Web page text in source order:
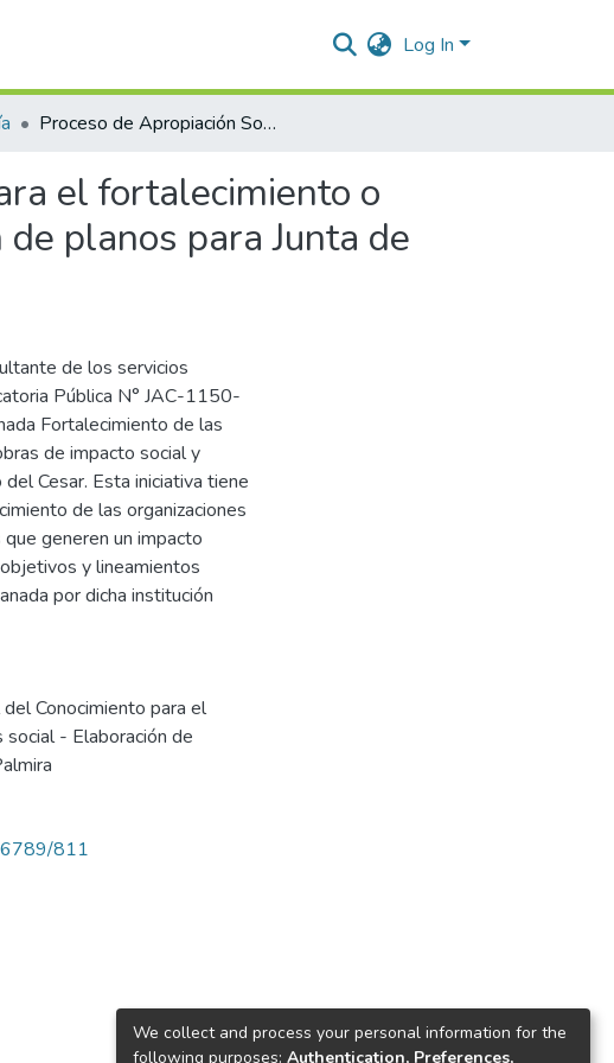
Log In
Proceso de Apropiación Social del Conocimiento para el fortalecimiento o solución de asuntos de interés social - Elaboración de planos para Junta de acción comunal del Palmira
el fortalecimiento o
planos para Junta de
de los servicios
Pública N° JAC-1150-
Fortalecimiento de las
de impacto social y
Cesar. Esta iniciativa tiene
de las organizaciones
generen un impacto
y lineamientos
por dicha institución
Conocimiento para el
- Elaboración de
811
We collect and process your personal information for the
following purposes: Authentication, Preferences,